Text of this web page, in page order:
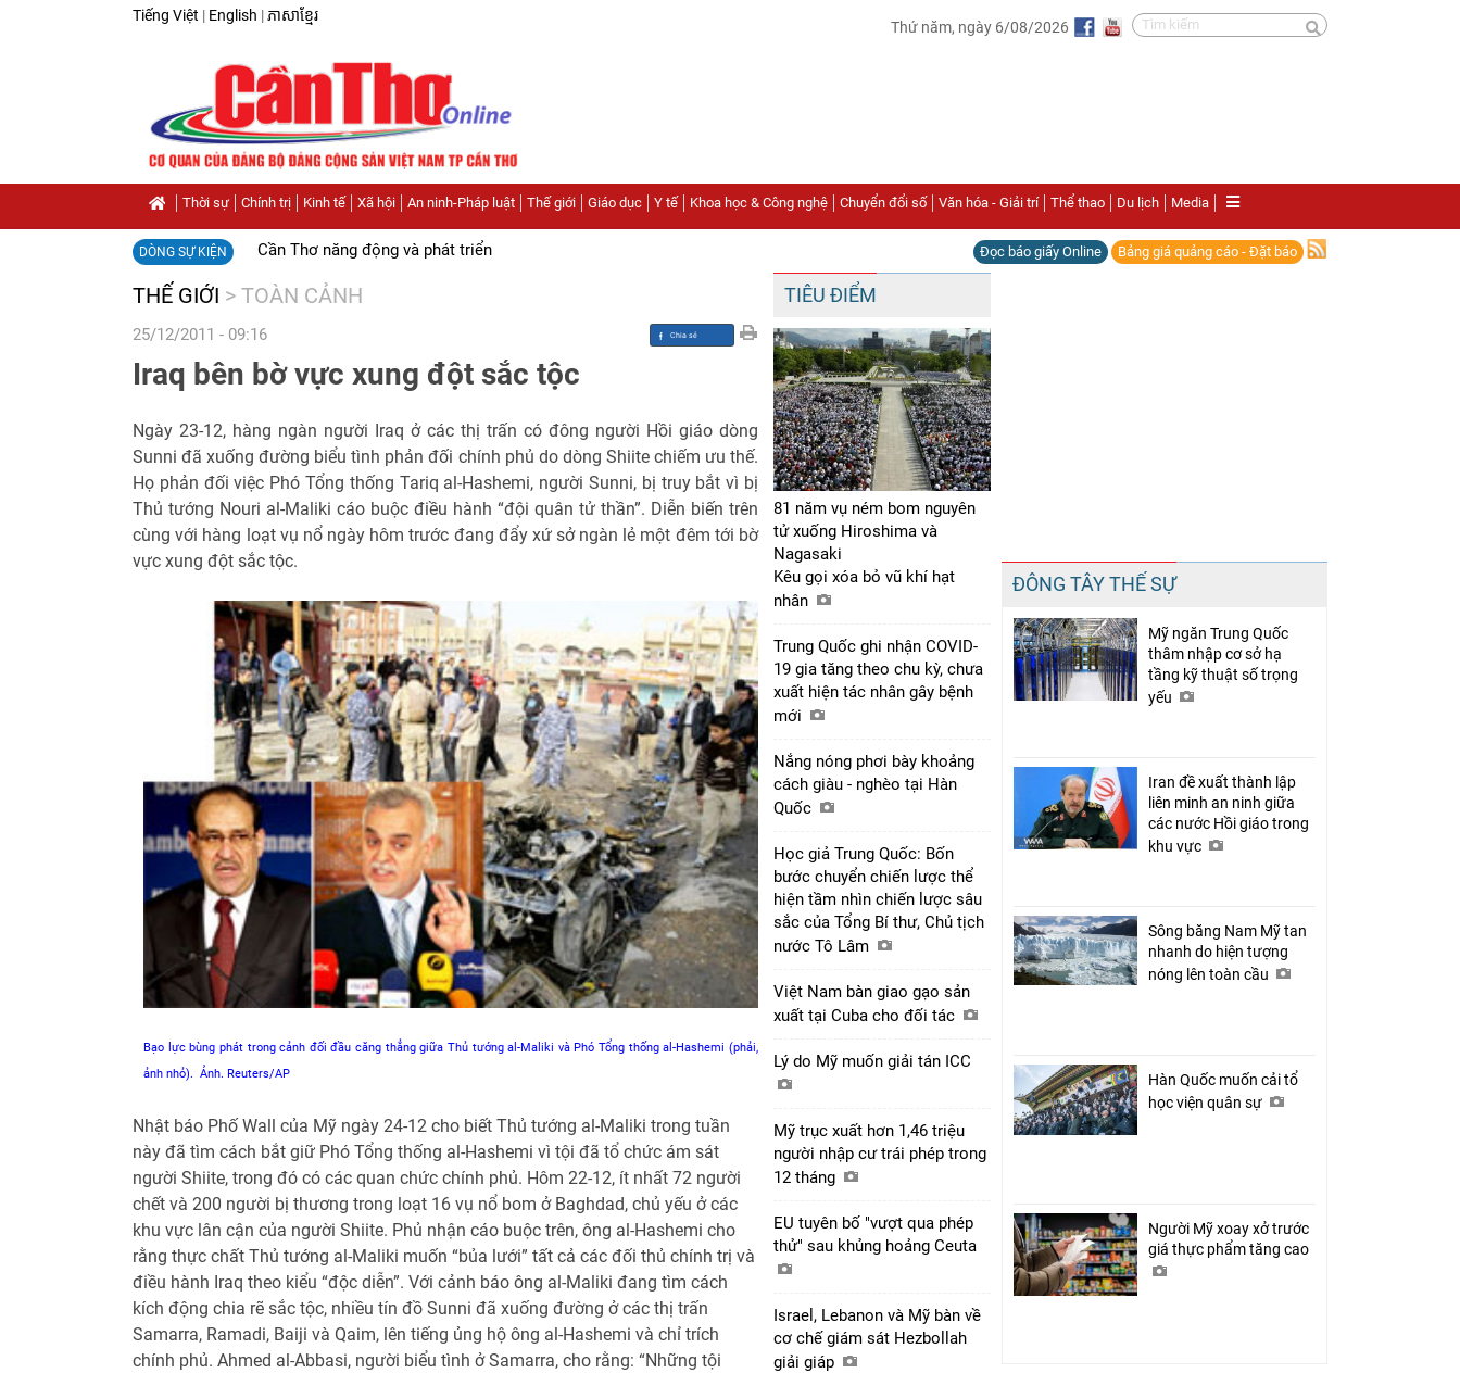
Tiếng Việt | English | ភាសាខ្មែរ
Thứ năm, ngày 6/08/2026
Thời sự Chính trị Kinh tế Xã hội An ninh-Pháp luật Thế giới Giáo dục Y tế Khoa học & Công nghệ Chuyển đổi số Văn hóa - Giải trí Thể thao Du lịch Media
DÒNG SỰ KIỆN Cần Thơ năng động và phát triển Đọc báo giấy Online Bảng giá quảng cáo - Đặt báo
THẾ GIỚI > TOÀN CẢNH
25/12/2011 - 09:16
Chia sẻ
Facebook
Iraq bên bờ vực xung đột sắc tộc
Ngày 23-12, hàng ngàn người Iraq ở các thị trấn có đông người Hồi giáo dòng
Sunni đã xuống đường biểu tình phản đối chính phủ do dòng Shiite chiếm ưu thế.
Họ phản đối việc Phó Tổng thống Tariq al-Hashemi, người Sunni, bị truy bắt vì bị
Thủ tướng Nouri al-Maliki cáo buộc điều hành “đội quân tử thần”. Diễn biến trên
cùng với hàng loạt vụ nổ ngày hôm trước đang đẩy xứ sở ngàn lẻ một đêm tới bờ
vực xung đột sắc tộc.
Bạo lực bùng phát trong cảnh đối đầu căng thẳng giữa Thủ tướng al-Maliki và Phó Tổng thống al-Hashemi (phải,
ảnh nhỏ). Ảnh. Reuters/AP
Nhật báo Phố Wall của Mỹ ngày 24-12 cho biết Thủ tướng al-Maliki trong tuần
này đã tìm cách bắt giữ Phó Tổng thống al-Hashemi vì tội đã tổ chức ám sát
người Shiite, trong đó có các quan chức chính phủ. Hôm 22-12, ít nhất 72 người
chết và 200 người bị thương trong loạt 16 vụ nổ bom ở Baghdad, chủ yếu ở các
khu vực lân cận của người Shiite. Phủ nhận cáo buộc trên, ông al-Hashemi cho
rằng thực chất Thủ tướng al-Maliki muốn “bủa lưới” tất cả các đối thủ chính trị và
điều hành Iraq theo kiểu “độc diễn”. Với cảnh báo ông al-Maliki đang tìm cách
kích động chia rẽ sắc tộc, nhiều tín đồ Sunni đã xuống đường ở các thị trấn
Samarra, Ramadi, Baiji và Qaim, lên tiếng ủng hộ ông al-Hashemi và chỉ trích
chính phủ. Ahmed al-Abbasi, người biểu tình ở Samarra, cho rằng: “Những tội
TIÊU ĐIỂM
81 năm vụ ném bom nguyên
tử xuống Hiroshima và
Nagasaki
Kêu gọi xóa bỏ vũ khí hạt
nhân
Trung Quốc ghi nhận COVID-
19 gia tăng theo chu kỳ, chưa
xuất hiện tác nhân gây bệnh
mới
Nắng nóng phơi bày khoảng
cách giàu - nghèo tại Hàn
Quốc
Học giả Trung Quốc: Bốn
bước chuyển chiến lược thể
hiện tầm nhìn chiến lược sâu
sắc của Tổng Bí thư, Chủ tịch
nước Tô Lâm
Việt Nam bàn giao gạo sản
xuất tại Cuba cho đối tác
Lý do Mỹ muốn giải tán ICC
Mỹ trục xuất hơn 1,46 triệu
người nhập cư trái phép trong
12 tháng
EU tuyên bố "vượt qua phép
thử" sau khủng hoảng Ceuta
Israel, Lebanon và Mỹ bàn về
cơ chế giám sát Hezbollah
giải giáp
ĐÔNG TÂY THẾ SỰ
Mỹ ngăn Trung Quốc
thâm nhập cơ sở hạ
tầng kỹ thuật số trọng
yếu
Iran đề xuất thành lập
liên minh an ninh giữa
các nước Hồi giáo trong
khu vực
Sông băng Nam Mỹ tan
nhanh do hiện tượng
nóng lên toàn cầu
Hàn Quốc muốn cải tổ
học viện quân sự
Người Mỹ xoay xở trước
giá thực phẩm tăng cao